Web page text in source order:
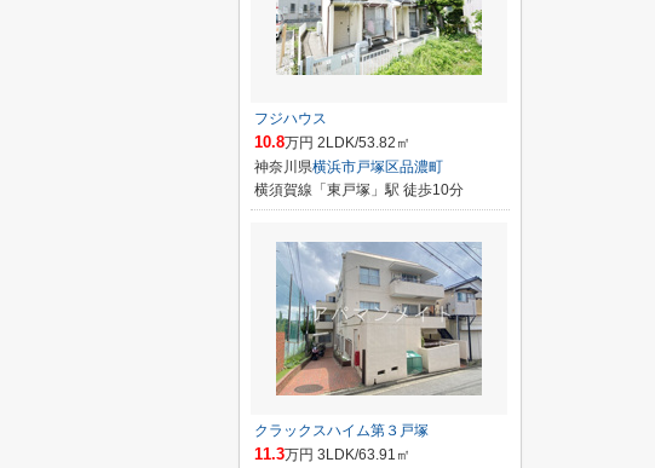
フジハウス
10.8万円 2LDK/53.82㎡
神奈川県横浜市戸塚区品濃町
横須賀線「東戸塚」駅 徒歩10分
クラックスハイム第３戸塚
11.3万円 3LDK/63.91㎡